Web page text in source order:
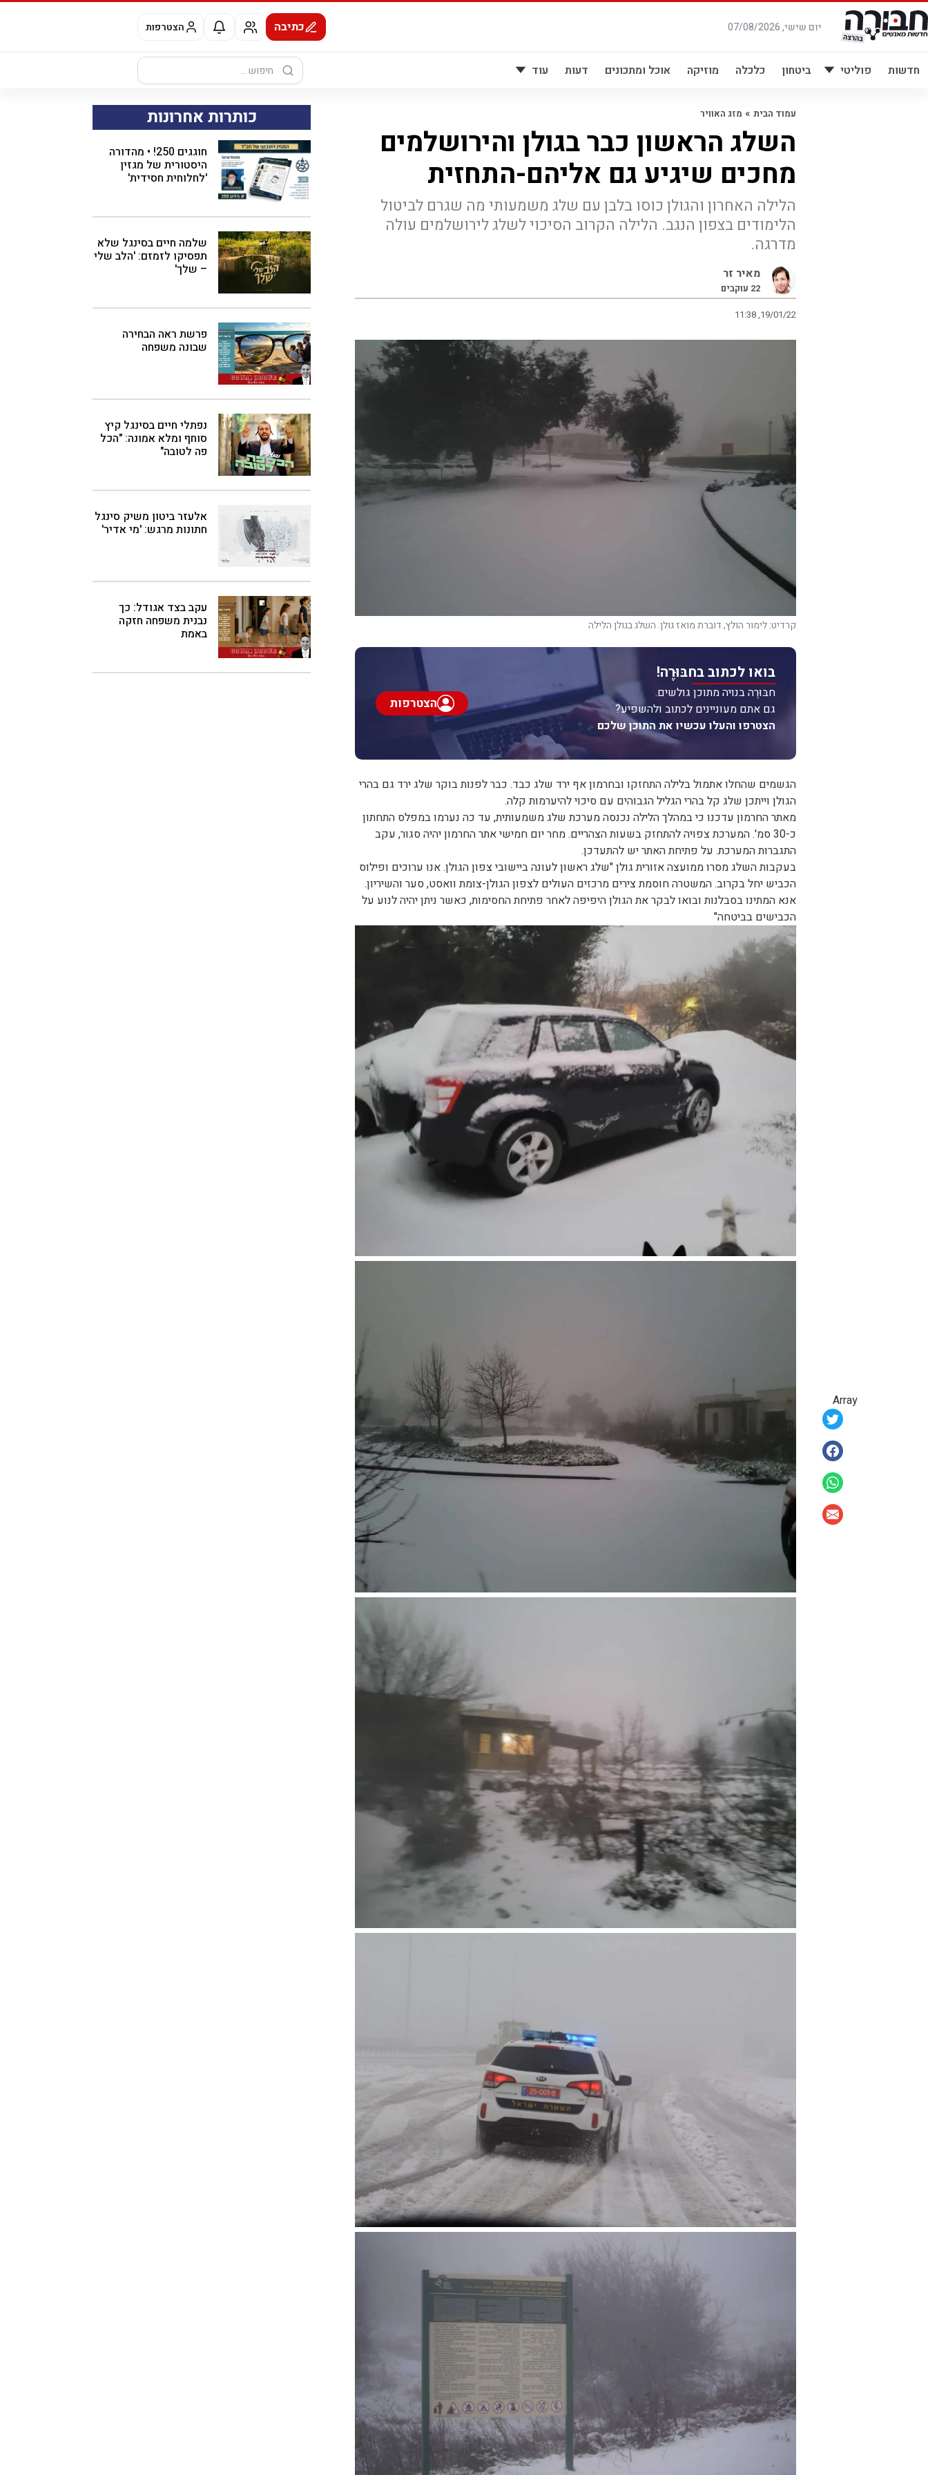
דלג
לתוכן
יום שישי, 07/08/2026 כתיבה הצטרפות
חדשות פוליטי ביטחון כלכלה מוזיקה אוכל ומתכונים דעות עוד
חיפוש:
Array
עמוד הבית » מזג האוויר
השלג הראשון כבר בגולן והירושלמים
מחכים שיגיע גם אליהם-התחזית
הלילה האחרון והגולן כוסו בלבן עם שלג משמעותי מה שגרם לביטול
הלימודים בצפון הנגב. הלילה הקרוב הסיכוי לשלג לירושלמים עולה
מדרגה.
מאיר זר
22 עוקבים
11:38 ,19/01/22
קרדיט: לימור הולץ, דוברת מואז גולן. השלג בגולן הלילה
בואו לכתוב בחבּוּרֶה!
חבּוּרֶה בנויה מתוכן גולשים.
גם אתם מעוניינים לכתוב ולהשפיע?
הצטרפו והעלו עכשיו את התוכן שלכם
הצטרפות
הגשמים שהחלו אתמול בלילה התחזקו ובחרמון אף ירד שלג כבד. כבר לפנות בוקר שלג ירד גם בהרי
הגולן וייתכן שלג קל בהרי הגליל הגבוהים עם סיכוי להיערמות קלה.
מאתר החרמון עדכנו כי במהלך הלילה נכנסה מערכת שלג משמעותית, עד כה נערמו במפלס התחתון
כ-30 סמ'. המערכת צפויה להתחזק בשעות הצהריים. מחר יום חמישי אתר החרמון יהיה סגור, עקב
התגברות המערכת. על פתיחת האתר יש להתעדכן.
בעקבות השלג מסרו ממועצה אזורית גולן "שלג ראשון לעונה ביישובי צפון הגולן. אנו ערוכים ופילוס
הכביש יחל בקרוב. המשטרה חוסמת צירים מרכזים העולים לצפון הגולן-צומת וואסט, סער והשיריון.
אנא המתינו בסבלנות ובואו לבקר את הגולן היפיפה לאחר פתיחת החסימות, כאשר ניתן יהיה לנוע על
הכבישים בביטחה"
כותרות אחרונות
חוגגים 250! • מהדורה
היסטורית של מגזין
'לחלוחית חסידית'
שלמה חיים בסינגל שלא
תפסיקו לזמזם: 'הלב שלי
– שלך'
פרשת ראה הבחירה
שבונה משפחה
נפתלי חיים בסינגל קיץ
סוחף ומלא אמונה: "הכל
פה לטובה"
אלעזר ביטון משיק סינגל
חתונות מרגש: 'מי אדיר'
עקב בצד אגודל: כך
נבנית משפחה חזקה
באמת